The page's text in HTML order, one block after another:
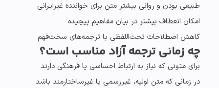
طبیعی بودن و روانی بیشتر متن برای خواننده غیرایرانی
امکان انعطاف بیشتر در بیان مفاهیم پیچیده
کاهش اصطلاحات تحت‌اللفظی یا ترجمه‌های سخت‌فهم
چه زمانی ترجمه آزاد مناسب است؟
برای متونی که نیاز به ارتباط احساسی یا فرهنگی دارند
در زمانی که متن اولیه، غیررسمی یا غیرساختارمند باشد